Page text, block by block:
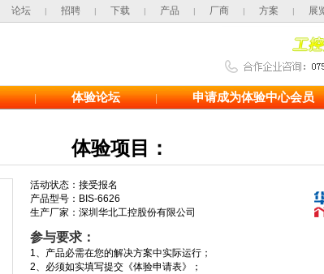
论坛 | 招聘 | 下载 | 产品 | 厂商 | 方案 | 展
| 体验论坛 | 申请成为体验中心会员
体验项目：
活动状态：接受报名
产品型号：BIS-6626
生产厂家：深圳华北工控股份有限公司
参与要求：
1、产品必需在您的解决方案中实际运行；
2、必须如实填写提交《体验申请表》；